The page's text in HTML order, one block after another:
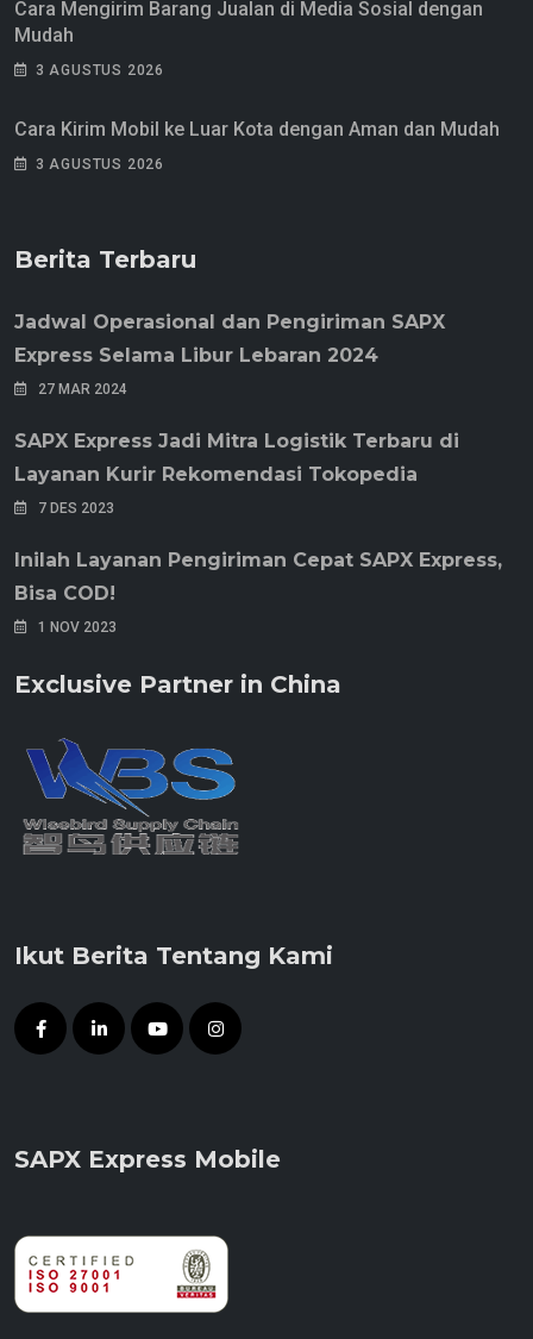
Cara Mengirim Barang Jualan di Media Sosial dengan
Mudah
3 AGUSTUS 2026
Cara Kirim Mobil ke Luar Kota dengan Aman dan Mudah
3 AGUSTUS 2026
Berita Terbaru
Jadwal Operasional dan Pengiriman SAPX
Express Selama Libur Lebaran 2024
27 MAR 2024
SAPX Express Jadi Mitra Logistik Terbaru di
Layanan Kurir Rekomendasi Tokopedia
7 DES 2023
Inilah Layanan Pengiriman Cepat SAPX Express,
Bisa COD!
1 NOV 2023
Exclusive Partner in China
Ikut Berita Tentang Kami
SAPX Express Mobile